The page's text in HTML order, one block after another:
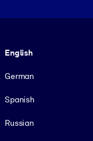
English
German
Spanish
Russian